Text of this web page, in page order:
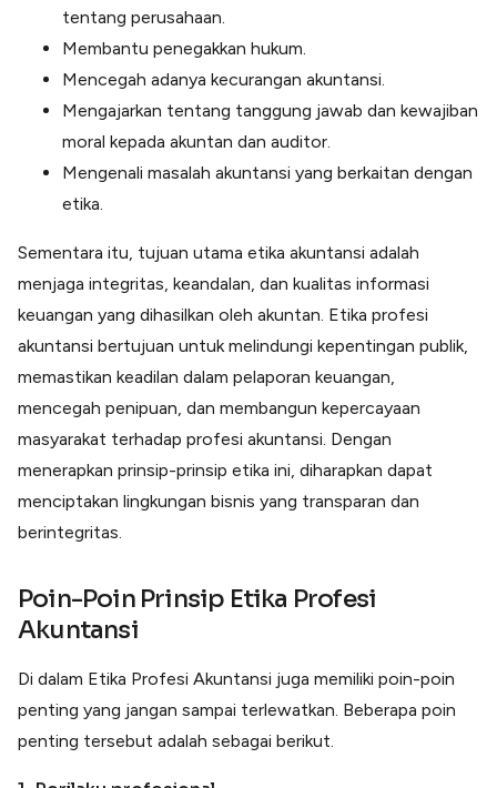
tentang perusahaan.
Membantu penegakkan hukum.
Mencegah adanya kecurangan akuntansi.
Mengajarkan tentang tanggung jawab dan kewajiban
moral kepada akuntan dan auditor.
Mengenali masalah akuntansi yang berkaitan dengan
etika.
Sementara itu, tujuan utama etika akuntansi adalah
menjaga integritas, keandalan, dan kualitas informasi
keuangan yang dihasilkan oleh akuntan. Etika profesi
akuntansi bertujuan untuk melindungi kepentingan publik,
memastikan keadilan dalam pelaporan keuangan,
mencegah penipuan, dan membangun kepercayaan
masyarakat terhadap profesi akuntansi. Dengan
menerapkan prinsip-prinsip etika ini, diharapkan dapat
menciptakan lingkungan bisnis yang transparan dan
berintegritas.
Poin-Poin Prinsip Etika Profesi
Akuntansi
Di dalam Etika Profesi Akuntansi juga memiliki poin-poin
penting yang jangan sampai terlewatkan. Beberapa poin
penting tersebut adalah sebagai berikut.